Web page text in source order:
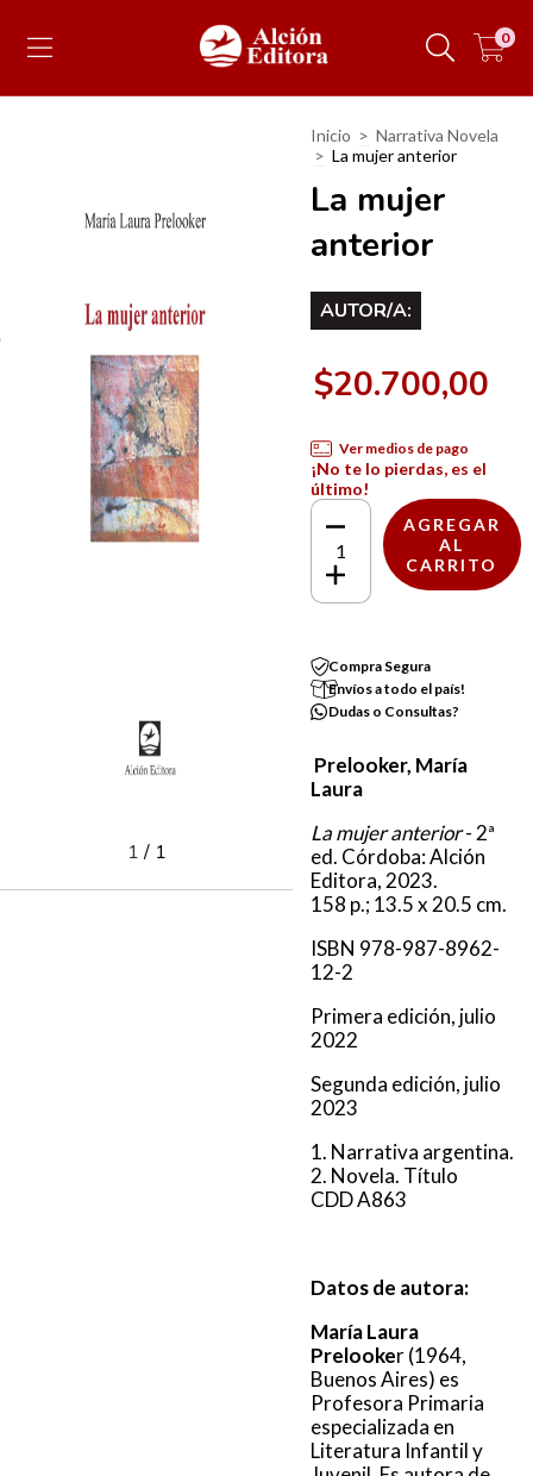
0
1/ 1
Inicio > Narrativa Novela
> La mujer anterior
La mujer
anterior
AUTOR/A:
$20.700,00
Ver medios de pago
¡No te lo pierdas, es el
último!
Compra Segura
Envíos a todo el país!
Dudas o Consultas?
Prelooker, María
Laura
La mujer anterior- 2ª
ed. Córdoba: Alción
Editora, 2023.
158 p.; 13.5 x 20.5 cm.
ISBN 978-987-8962-
12-2
Primera edición, julio
2022
Segunda edición, julio
2023
1. Narrativa argentina.
2. Novela. Título
CDD A863
Datos de autora:
María Laura
Prelooker (1964,
Buenos Aires) es
Profesora Primaria
especializada en
Literatura Infantil y